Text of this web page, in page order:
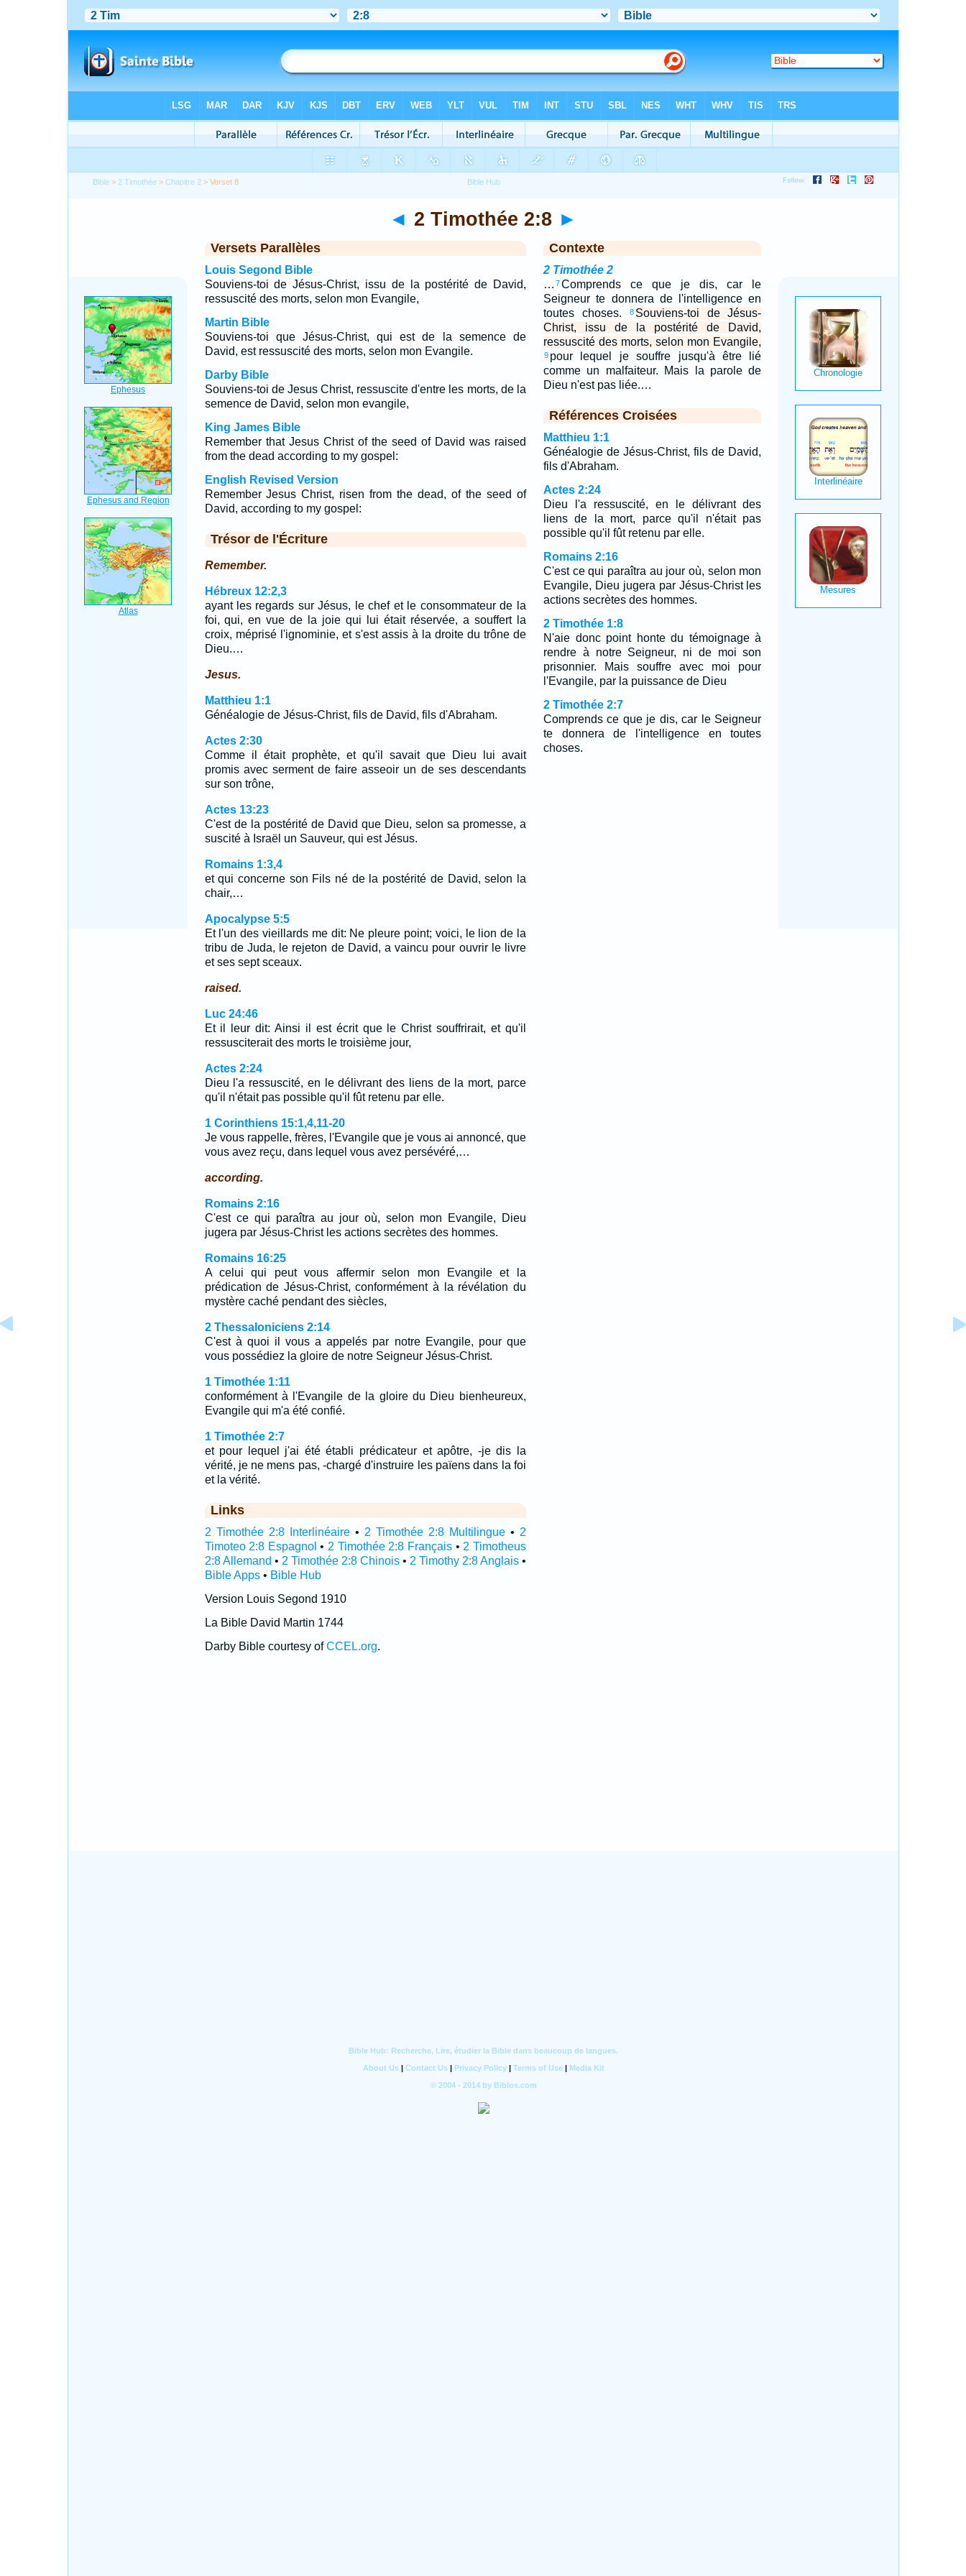
Bible > 2 Timothée >Chapitre 2 > Verset 8
◄ 2 Timothée 2:8 ►
Versets Parallèles
Louis Segond Bible
Souviens-toi de Jésus-Christ, issu de la postérité de David,
ressuscité des morts, selon mon Evangile,
Martin Bible
Souviens-toi que Jésus-Christ, qui est de la semence de
David, est ressuscité des morts, selon mon Evangile.
Darby Bible
Souviens-toi de Jesus Christ, ressuscite d'entre les morts, de la
semence de David, selon mon evangile,
King James Bible
Remember that Jesus Christ of the seed of David was raised
from the dead according to my gospel:
English Revised Version
Remember Jesus Christ, risen from the dead, of the seed of
David, according to my gospel:
Trésor de l'Écriture
Remember.
Hébreux 12:2,3
ayant les regards sur Jésus, le chef et le consommateur de la
foi, qui, en vue de la joie qui lui était réservée, a souffert la
croix, méprisé l'ignominie, et s'est assis à la droite du trône de
Dieu.…
Jesus.
Matthieu 1:1
Généalogie de Jésus-Christ, fils de David, fils d'Abraham.
Actes 2:30
Comme il était prophète, et qu'il savait que Dieu lui avait
promis avec serment de faire asseoir un de ses descendants
sur son trône,
Actes 13:23
C'est de la postérité de David que Dieu, selon sa promesse, a
suscité à Israël un Sauveur, qui est Jésus.
Romains 1:3,4
et qui concerne son Fils né de la postérité de David, selon la
chair,…
Apocalypse 5:5
Et l'un des vieillards me dit: Ne pleure point; voici, le lion de la
tribu de Juda, le rejeton de David, a vaincu pour ouvrir le livre
et ses sept sceaux.
raised.
Luc 24:46
Et il leur dit: Ainsi il est écrit que le Christ souffrirait, et qu'il
ressusciterait des morts le troisième jour,
Actes 2:24
Dieu l'a ressuscité, en le délivrant des liens de la mort, parce
qu'il n'était pas possible qu'il fût retenu par elle.
1 Corinthiens 15:1,4,11-20
Je vous rappelle, frères, l'Evangile que je vous ai annoncé, que
vous avez reçu, dans lequel vous avez persévéré,…
according.
Romains 2:16
C'est ce qui paraîtra au jour où, selon mon Evangile, Dieu
jugera par Jésus-Christ les actions secrètes des hommes.
Romains 16:25
A celui qui peut vous affermir selon mon Evangile et la
prédication de Jésus-Christ, conformément à la révélation du
mystère caché pendant des siècles,
2 Thessaloniciens 2:14
C'est à quoi il vous a appelés par notre Evangile, pour que
vous possédiez la gloire de notre Seigneur Jésus-Christ.
1 Timothée 1:11
conformément à l'Evangile de la gloire du Dieu bienheureux,
Evangile qui m'a été confié.
1 Timothée 2:7
et pour lequel j'ai été établi prédicateur et apôtre, -je dis la
vérité, je ne mens pas, -chargé d'instruire les païens dans la foi
et la vérité.
Links
2 Timothée 2:8 Interlinéaire• 2 Timothée 2:8 Multilingue• 2
Timoteo 2:8 Espagnol • 2 Timothée 2:8 Français• 2 Timotheus
2:8 Allemand • 2 Timothée 2:8 Chinois• 2 Timothy 2:8 Anglais•
Bible Apps• Bible Hub
Version Louis Segond 1910
La Bible David Martin 1744
Darby Bible courtesy ofCCEL.org.
Contexte
2 Timothée 2
… 7Comprends ce que je dis, car le
Seigneur te donnera de l'intelligence en
toutes choses.
8 Souviens-toi de Jésus-
Christ, issu de la postérité de David,
ressuscité des morts, selon mon Evangile,
9 pour lequel je souffre jusqu'à être lié
comme un malfaiteur. Mais la parole de
Dieu n'est pas liée.…
Références Croisées
Matthieu 1:1
Généalogie de Jésus-Christ, fils de David,
fils d'Abraham.
Actes 2:24
Dieu l'a ressuscité, en le délivrant des
liens de la mort, parce qu'il n'était pas
possible qu'il fût retenu par elle.
Romains 2:16
C'est ce qui paraîtra au jour où, selon mon
Evangile, Dieu jugera par Jésus-Christ les
actions secrètes des hommes.
2 Timothée 1:8
N'aie donc point honte du témoignage à
rendre à notre Seigneur, ni de moi son
prisonnier. Mais souffre avec moi pour
l'Evangile, par la puissance de Dieu
2 Timothée 2:7
Comprends ce que je dis, car le Seigneur
te donnera de l'intelligence en toutes
choses.